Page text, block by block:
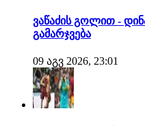
ვაწაძის გოლით -
გამარჯვება
09 აგვ 2026, 23:01